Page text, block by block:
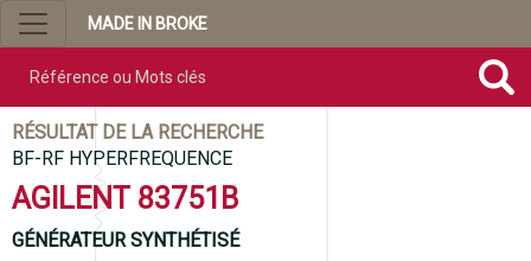
MADE IN BROKE
RÉSULTAT DE LA RECHERCHE
BF-RF HYPERFREQUENCE
AGILENT 83751B
GÉNÉRATEUR SYNTHÉTISÉ